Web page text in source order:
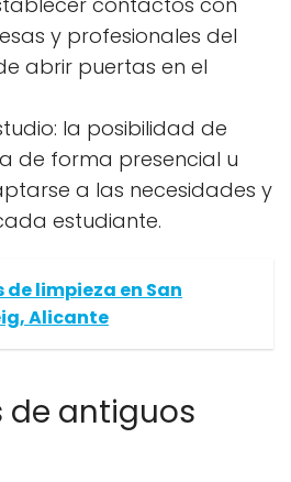
y profesionales del
abrir puertas en el
la posibilidad de
de forma presencial u
a las necesidades y
estudiante.
limpieza en San
Alicante
de antiguos